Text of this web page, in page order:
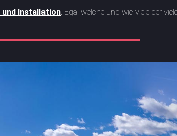
und Installation. Egal welche und wie viele der